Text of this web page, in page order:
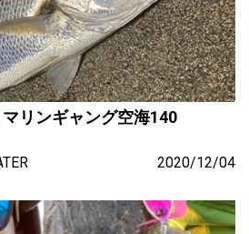
リンギャング空海140
2020/12/04